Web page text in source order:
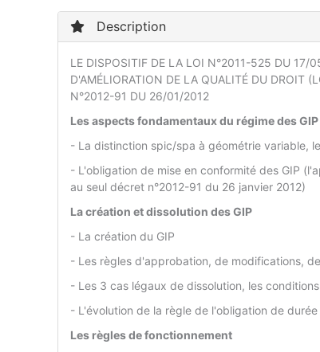
Description
LE DISPOSITIF DE LA LOI N°2011-525 DU 17/
D'AMÉLIORATION DE LA QUALITÉ DU DROIT
N°2012-91 DU 26/01/2012
Les aspects fondamentaux du régime des GIP
- La distinction spic/spa à géométrie variable,
- L'obligation de mise en conformité des GIP
au seul décret n°2012-91 du 26 janvier 2012)
La création et dissolution des GIP
- La création du GIP
- Les règles d'approbation, de modifications,
- Les 3 cas légaux de dissolution, les
- L'évolution de la règle de l'obligation de durée
Les règles de fonctionnement